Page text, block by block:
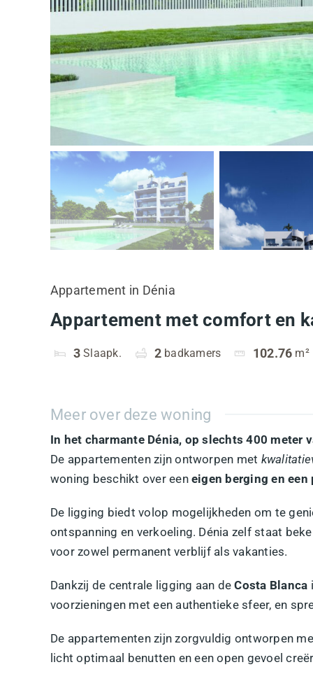
Appartement in Dénia
Appartement met comfort en
3 Slaapk. 2 badkamers 102.76 m²
Meer over deze woning
In het charmante Dénia, op slechts 400 meter
De appartementen zijn ontworpen met
woning beschikt over eeneigen berging en
De ligging biedt volop mogelijkheden om te
ontspanning en verkoeling. Dénia zelf staat
voor zowel permanent verblijf als vakanties.
Dankzij de centrale ligging aan deCosta Blanca
voorzieningen met een authentieke sfeer, en
De appartementen zijn zorgvuldig ontworpen
licht optimaal benutten en een open gevoel